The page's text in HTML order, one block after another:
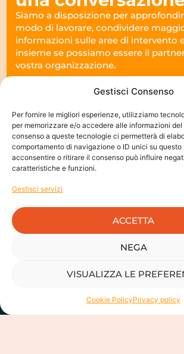
Gestisci Consenso
Per fornire le migliori esperienze, utilizziamo
per memorizzare e/o accedere alle informazioni del
consenso a queste tecnologie ci permetterà di
comportamento di navigazione o ID unici su questo
acconsentire o ritirare il consenso può influire
caratteristiche e funzioni.
Gestisci servizi
ACCETTA
NEGA
VISUALIZZA LE
Cookie PolicyPrivacy policy
Siamo a disposizione per
modo di lavorare, condividere
informazioni sulle aree di intervento
insieme se possiamo essere il
vostra organizzazione.
PARLIAMONE INSIEME